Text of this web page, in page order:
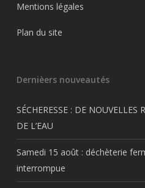
Mentions légales
Plan du site
Dernièers nouveautés
SÉCHERESSE : DE NOUVELLES
DE L’EAU
Samedi 15 août : déchèterie
interrompue